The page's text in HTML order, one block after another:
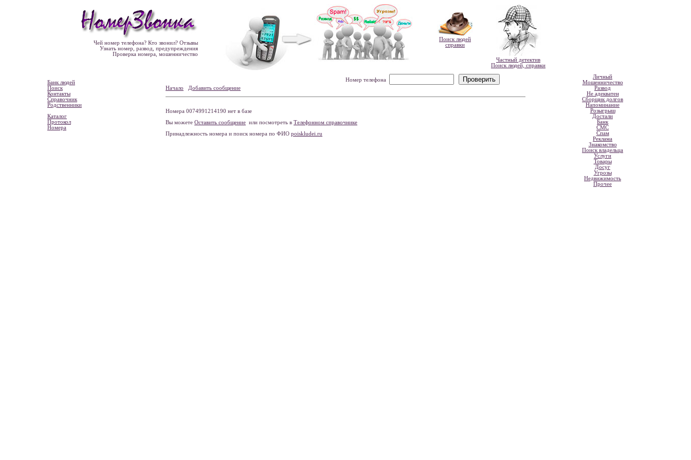
Чей номер телефона? Кто звонил? Отзывы
Узнать номер, развод, предупреждения
Проверка номера, мошенничество
Поиск людей
справки
Частный детектив
Поиск людей, справки
Банк людей
Поиск
Контакты
Справочник
Родственники
Каталог
Протокол
Номера
Номер телефона
Начало
Добавить сообщение
Номера 0074991214190 нет в базе
Вы можете Оставить сообщение или посмотреть в Телефонном справочнике
Принадлежность номера и поиск номера по ФИО poiskludei.ru
Личный
Мошенничество
Развод
Не адекватен
Сборщик долгов
Напоминание
Розыгрыш
Достали
Банк
СМС
Спам
Реклама
Знакомство
Поиск владельца
Услуги
Товары
Досуг
Угрозы
Недвижимость
Прочее